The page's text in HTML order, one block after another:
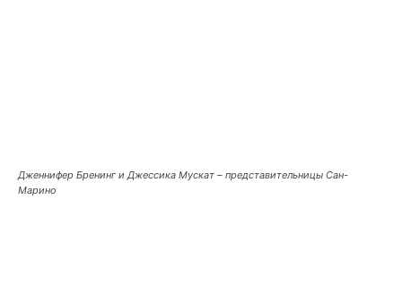
Дженнифер Бренинг и Джессика Мускат – представительницы Сан-
Марино